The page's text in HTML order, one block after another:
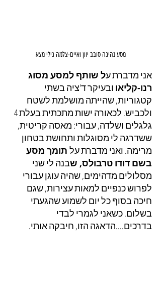
מסע נהיגה סובב יוון ואיים-צלמה גילי מצא
אני מדברת על שותף למסע מסוג
רנו-קליאו ובעיקר ד'ציה בשתי
קטגוריות, שהייתה מושלמת לשטח
גלגלים ושלדה, עבורי: מאסה קריטית,
ששדרגה לי מסוגלות ותחושת בטחון
מרימה. ואני מדברת על תומך מסע
בשם דודו טרבולס, שבנה לי שני
מסלולים מדהימים, שהיה עוגן עבורי
לפרוש כנפיים למאות עצירות, שגם
חיכה בסוף כל יום לשמוע שהגעתי
בשלום. כשאני לגמרי לבדי
בדרכים....הדאגה הזו, חיבקה אותי.